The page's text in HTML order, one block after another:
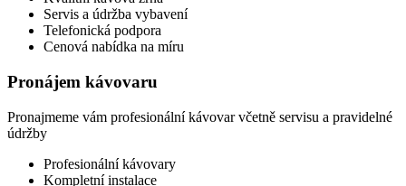
Servis a údržba vybavení
Telefonická podpora
Cenová nabídka na míru
Pronájem kávovaru
Pronajmeme vám profesionální kávovar včetně servisu a pravidelné
údržby
Profesionální kávovary
Kompletní instalace